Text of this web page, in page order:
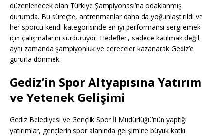
düzenlenecek olan Türkiye Şampiyonası’na odaklanmış
durumda. Bu süreçte, antrenmanlar daha da yoğunlaştırıldı ve
her sporcu kendi kategorisinde en iyi performansı sergilemek
için çalışmalarını sürdürüyor. Hedefleri, sadece katılmak değil,
aynı zamanda şampiyonluk ve dereceler kazanarak Gediz’e
gururla dönmek.
Gediz’in Spor Altyapısına Yatırım
ve Yetenek Gelişimi
Gediz Belediyesi ve Gençlik Spor İl Müdürlüğü’nün yaptığı
yatırımlar, gençlerin spor alanında gelişimine büyük katkı